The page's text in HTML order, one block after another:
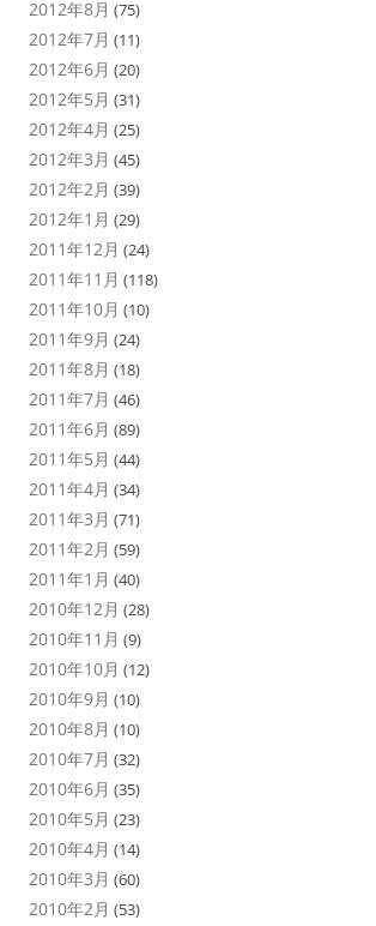
2012年8月 (75)
2012年7月 (11)
2012年6月 (20)
2012年5月 (31)
2012年4月 (25)
2012年3月 (45)
2012年2月 (39)
2012年1月 (29)
2011年12月 (24)
2011年11月 (118)
2011年10月 (10)
2011年9月 (24)
2011年8月 (18)
2011年7月 (46)
2011年6月 (89)
2011年5月 (44)
2011年4月 (34)
2011年3月 (71)
2011年2月 (59)
2011年1月 (40)
2010年12月 (28)
2010年11月 (9)
2010年10月 (12)
2010年9月 (10)
2010年8月 (10)
2010年7月 (32)
2010年6月 (35)
2010年5月 (23)
2010年4月 (14)
2010年3月 (60)
2010年2月 (53)